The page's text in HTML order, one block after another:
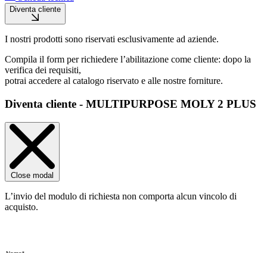
Diventa cliente
I nostri prodotti sono riservati esclusivamente ad aziende.
Compila il form per richiedere l’abilitazione come cliente: dopo la
verifica dei requisiti,
potrai accedere al catalogo riservato e alle nostre forniture.
Diventa cliente - MULTIPURPOSE MOLY 2 PLUS
Close modal
L’invio del modulo di richiesta non comporta alcun vincolo di
acquisto.